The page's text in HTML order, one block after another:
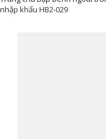
nhập khẩu HB2-029